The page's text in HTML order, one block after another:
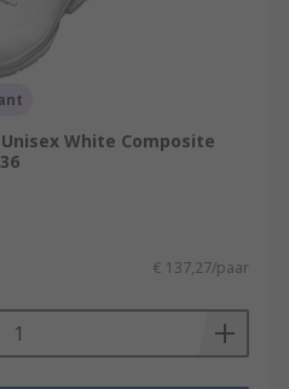
White Composite
€ 137,27/paar